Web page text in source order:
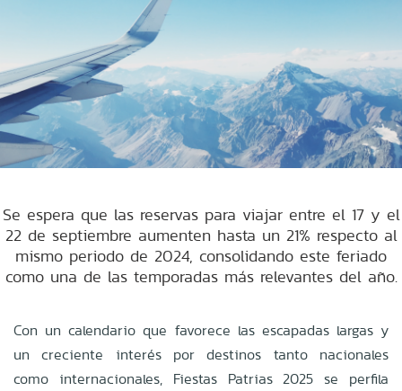
Se espera que las reservas para viajar entre el 17 y el
22 de septiembre aumenten hasta un 21% respecto al
mismo periodo de 2024, consolidando este feriado
como una de las temporadas más relevantes del año.
Con un calendario que favorece las escapadas largas y
un creciente interés por destinos tanto nacionales
como internacionales, Fiestas Patrias 2025 se perfila